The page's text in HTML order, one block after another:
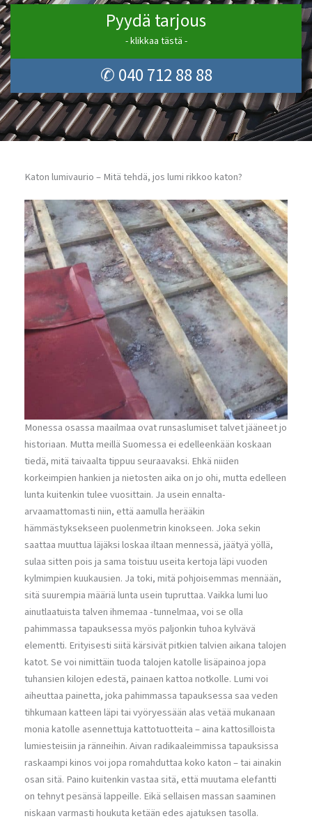
Pyydä tarjous
- klikkaa tästä -
✆ 040 712 88 88
Katon lumivaurio – Mitä tehdä, jos lumi rikkoo katon?
Monessa osassa maailmaa ovat runsaslumiset talvet jääneet jo
historiaan. Mutta meillä Suomessa ei edelleenkään koskaan
tiedä, mitä taivaalta tippuu seuraavaksi. Ehkä niiden
korkeimpien hankien ja nietosten aika on jo ohi, mutta edelleen
lunta kuitenkin tulee vuosittain. Ja usein ennalta-
arvaamattomasti niin, että aamulla herääkin
hämmästyksekseen puolenmetrin kinokseen. Joka sekin
saattaa muuttua läjäksi loskaa iltaan mennessä, jäätyä yöllä,
sulaa sitten pois ja sama toistuu useita kertoja läpi vuoden
kylmimpien kuukausien. Ja toki, mitä pohjoisemmas mennään,
sitä suurempia määriä lunta usein tupruttaa. Vaikka lumi luo
ainutlaatuista talven ihmemaa -tunnelmaa, voi se olla
pahimmassa tapauksessa myös paljonkin tuhoa kylvävä
elementti. Erityisesti siitä kärsivät pitkien talvien aikana talojen
katot. Se voi nimittäin tuoda talojen katolle lisäpainoa jopa
tuhansien kilojen edestä, painaen kattoa notkolle. Lumi voi
aiheuttaa painetta, joka pahimmassa tapauksessa saa veden
tihkumaan katteen läpi tai vyöryessään alas vetää mukanaan
monia katolle asennettuja kattotuotteita – aina kattosilloista
lumiesteisiin ja ränneihin. Aivan radikaaleimmissa tapauksissa
raskaampi kinos voi jopa romahduttaa koko katon – tai ainakin
osan sitä. Paino kuitenkin vastaa sitä, että muutama elefantti
on tehnyt pesänsä lappeille. Eikä sellaisen massan saaminen
niskaan varmasti houkuta ketään edes ajatuksen tasolla.